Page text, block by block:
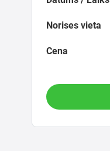
Norises vieta
Cena